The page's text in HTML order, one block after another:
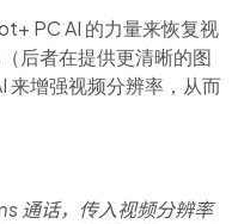
PC AI 的力量来恢复视
后者在提供更清晰的图
来增强视频分辨率，从而
通话，传入视频分辨率